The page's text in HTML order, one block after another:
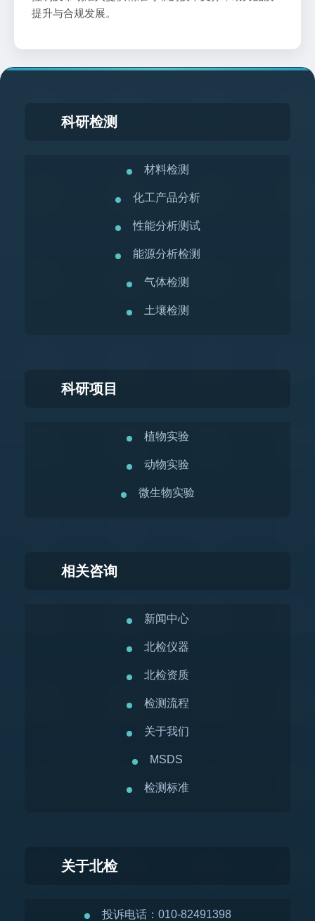
提升与合规发展。
科研检测
材料检测
化工产品分析
性能分析测试
能源分析检测
气体检测
土壤检测
科研项目
植物实验
动物实验
微生物实验
相关咨询
新闻中心
北检仪器
北检资质
检测流程
关于我们
MSDS
检测标准
关于北检
投诉电话：010-82491398